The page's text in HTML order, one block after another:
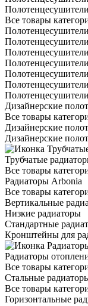
Все товары
Дизайнерские
Все товары
Дизайнерские
Дизайнерские
Трубчатые
Все товары
Радиаторы Arbonia
Все товары
Вертикальные
Низкие радиаторы
Стандартные
Кронштейны для
Радиаторы
Все товары
Стальные
Все товары
Горизонтальные